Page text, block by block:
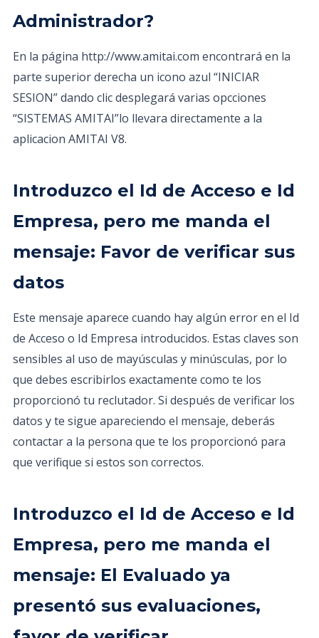
Administrador?
En la página http://www.amitai.com encontrará en la
parte superior derecha un icono azul “INICIAR
SESION” dando clic desplegará varias opcciones
“SISTEMAS AMITAI”lo llevara directamente a la
aplicacion AMITAI V8.
Introduzco el Id de Acceso e Id
Empresa, pero me manda el
mensaje: Favor de verificar sus
datos
Este mensaje aparece cuando hay algún error en el Id
de Acceso o Id Empresa introducidos. Estas claves son
sensibles al uso de mayúsculas y minúsculas, por lo
que debes escribirlos exactamente como te los
proporcionó tu reclutador. Si después de verificar los
datos y te sigue apareciendo el mensaje, deberás
contactar a la persona que te los proporcionó para
que verifique si estos son correctos.
Introduzco el Id de Acceso e Id
Empresa, pero me manda el
mensaje: El Evaluado ya
presentó sus evaluaciones,